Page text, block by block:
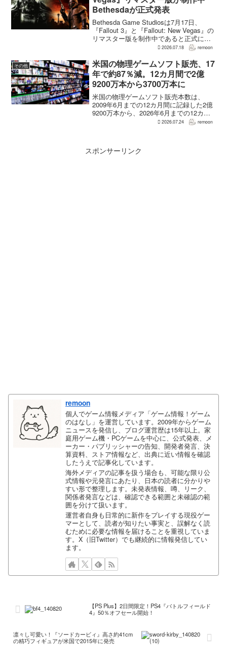
Bethesdaが正式発表
Bethesda Game Studiosは7月17日、
『Fallout 3』と『Fallout: New Vegas』の
リマスター版を制作中であると正式に発
表した。同社は今後のプロジェクトを紹
が過去の『...
2026.07.18 remoon
その他
米国の物理ゲームソフト販売、17
年で約87％減。12カ月間で2億
9200万本から3700万本に
米国の物理ゲームソフト販売本数は、
2009年6月までの12カ月間に記録した2億
9200万本から、2026年6月までの12カ月
間には3700万本まで減少した。市場調査
2026.07.24 remoon
スポンサーリンク
remoon
個人でゲーム情報メディア「ゲーム情報！ゲーム
のはなし」を運営しています。2009年からゲーム
ニュースを発信し、ブログ運営歴は15年以上。家
庭用ゲーム機・PCゲームを中心に、公式発表、メ
ーカー・パブリッシャーの告知、開発者発言、決
算資料、ストア情報など、出典に近い情報を確認
したうえで記事化しています。
海外メディアの記事を扱う場合も、可能な限り公
式情報や元発言にあたり、日本の読者に分かりや
すい形で整理します。未発表情報、噂、リーク、
関係者発言などは、確認できる範囲と未確認の範
囲を分けて扱います。
運営者自身も日常的に新作をプレイする現役ゲー
マーとして、読者が知りたい事実と、誤解なく読
むために必要な情報を届けることを重視していま
す。X（旧Twitter）でも継続的に情報発信してい
ます。
【PS Plus】2日間限定！PS4『バトルフィールド
4』50％オフセール開始！
凛々し可愛い！『ソードカービィ』高さ約41cm
の精巧フィギュアが米国で2015年に発売